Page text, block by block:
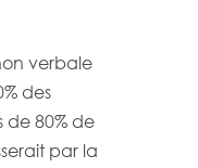
verbale
des
de 80% de
par la